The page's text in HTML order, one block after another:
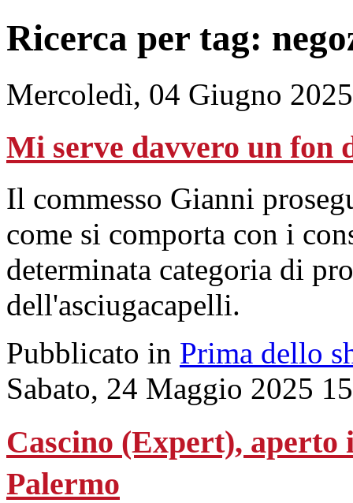
Ricerca per tag:
Mercoledì, 04 Giugno
Mi serve davvero un fon
Il commesso Gianni
come si comporta con i
determinata categoria di
dell'asciugacapelli.
Pubblicato in Prima dello
Sabato, 24 Maggio 2025
Cascino (Expert),
Palermo